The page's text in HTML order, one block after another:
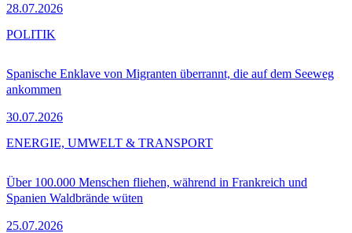
28.07.2026
Spanische Enklave von Migranten überrannt, die auf dem Seeweg
ankommen
30.07.2026
POLITIK
Über 100.000 Menschen fliehen, während in Frankreich und
Spanien Waldbrände wüten
25.07.2026
ENERGIE, UMWELT & TRANSPORT